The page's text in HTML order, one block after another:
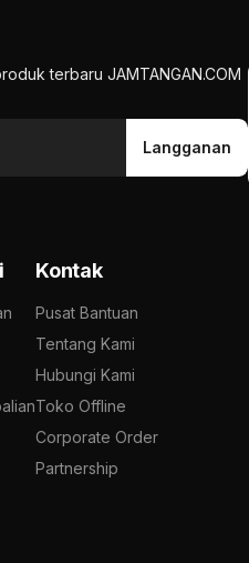
terbaru JAMTANGAN.COM
Langganan
Kontak
Pusat Bantuan
Tentang Kami
Hubungi Kami
Toko Offline
Corporate Order
Partnership